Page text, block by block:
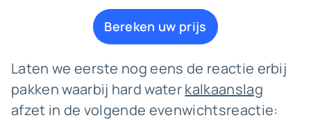
Bereken uw prijs
Laten we eerste nog eens de reactie erbij
pakken waarbij hard waterkalkaanslag
afzet in de volgende evenwichtsreactie: